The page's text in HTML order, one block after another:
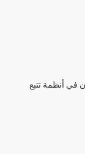
في أنظمة تتبع